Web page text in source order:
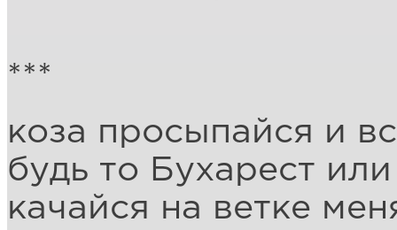
***
коза просыпайся и
будь то Бухарест
качайся на ветке